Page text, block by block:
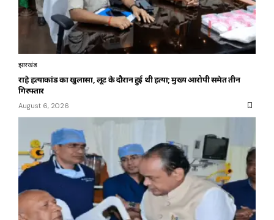
झारखंड
राहे हत्याकांड का खुलासा, लूट के दौरान हुई थी हत्या; मुख्य आरोपी समेत तीन
गिरफ्तार
August 6, 2026